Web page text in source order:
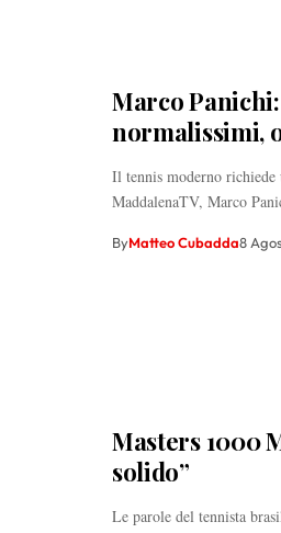
Marco Panichi:
normalissimi,
Il tennis moderno
MaddalenaTV, Marco
ByMatteo Cubadda8
Masters 1000
solido”
Le parole del tennista